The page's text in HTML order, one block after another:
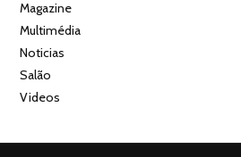
Magazine
Multimédia
Noticias
Salão
Videos